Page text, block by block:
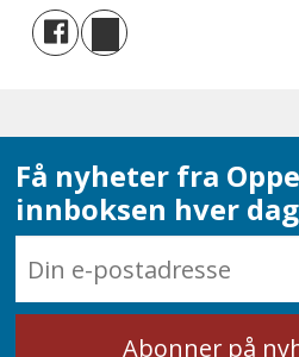
Få nyheter fra
innboksen hver dag